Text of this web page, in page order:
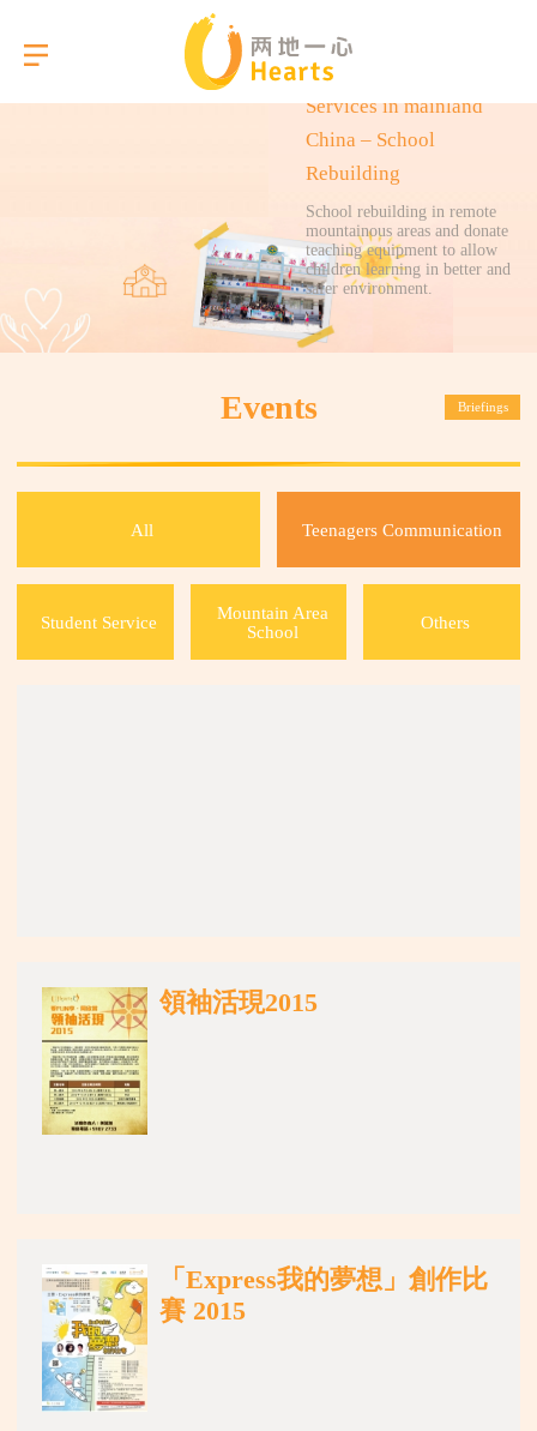
About Us
Our Services
Briefings
Services in mainland
China – School
Rebuilding
School rebuilding in remote
mountainous areas and donate
teaching equipment to allow
children learning in better and
safer environment.
Events Briefings
All Teenagers Communication
Student Service
Mountain Area
School
Others
領袖活現2015
「Express我的夢想」創作比
賽 2015